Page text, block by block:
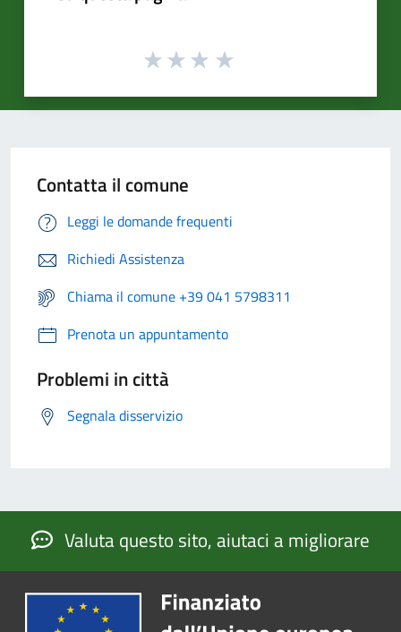
Contatta il comune
Leggi le domande frequenti
Richiedi Assistenza
Chiama il comune +39 041 5798311
Prenota un appuntamento
Problemi in città
Segnala disservizio
Valuta questo sito, aiutaci a migliorare